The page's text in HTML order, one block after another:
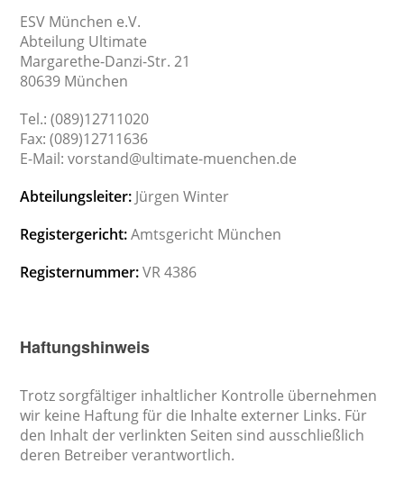
ESV München e.V.
Abteilung Ultimate
Margarethe-Danzi-Str. 21
80639 München
Tel.: (089)12711020
Fax: (089)12711636
E-Mail: vorstand@ultimate-muenchen.de
Abteilungsleiter: Jürgen Winter
Registergericht:Amtsgericht München
Registernummer:VR 4386
Haftungshinweis
Trotz sorgfältiger inhaltlicher Kontrolle übernehmen
wir keine Haftung für die Inhalte externer Links. Für
den Inhalt der verlinkten Seiten sind ausschließlich
deren Betreiber verantwortlich.